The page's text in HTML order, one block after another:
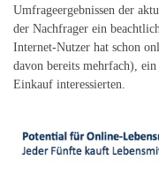
Umfrageergebnissen der
der Nachfrager ein
Internet-Nutzer hat schon
davon bereits mehrfach),
Einkauf interessierten.